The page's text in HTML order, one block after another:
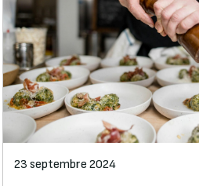
23 septembre 2024